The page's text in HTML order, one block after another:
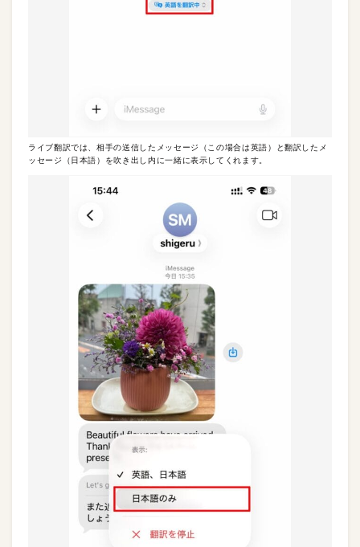
ライブ翻訳では、相手の送信したメッセージ（この場合は英語）と翻訳したメ
ッセージ（日本語）を吹き出し内に一緒に表示してくれます。